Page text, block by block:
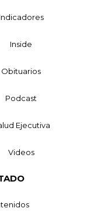
Indicadores
Inside
Obituarios
Podcast
Ejecutiva
Videos